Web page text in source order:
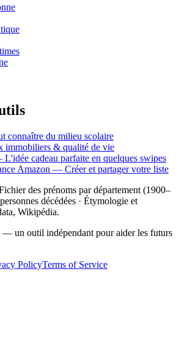
connaître du milieu scolaire
& qualité de vie
cadeau parfaite en quelques swipes
Amazon — Créer et partager votre liste
des prénoms par département (1900–
décédées · Étymologie et
Wikipédia.
— un outil indépendant pour aider les futurs
PolicyTerms of Service